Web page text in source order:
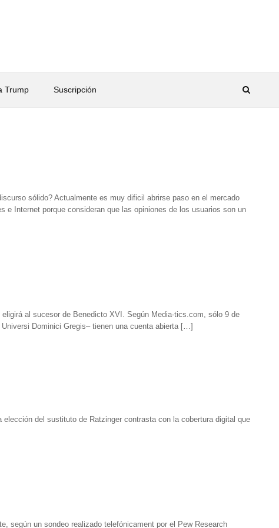
Trump Suscripción
sólido? Actualmente es muy dificil abrirse paso en el mercado
e Internet porque consideran que las opiniones de los usuarios son un
al sucesor de Benedicto XVI. Según Media-tics.com, sólo 9 de
Dominici Gregis– tienen una cuenta abierta […]
del sustituto de Ratzinger contrasta con la cobertura digital que
según un sondeo realizado telefónicament por el Pew Research